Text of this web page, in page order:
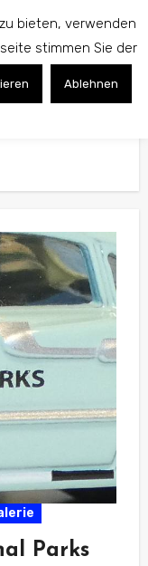
Parks
bieten, verwenden
stimmen Sie der
Ablehnen